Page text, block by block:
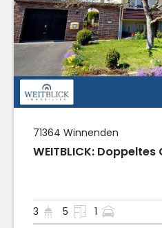
71364 Winnenden
WEITBLICK: Doppeltes
3 5
1